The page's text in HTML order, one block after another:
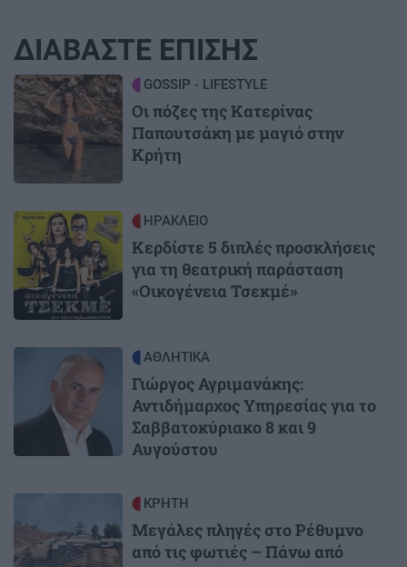
ΔΙΑΒΑΣΤΕ ΕΠΙΣΗΣ
Image GOSSIP - LIFESTYLE
Οι πόζες της Κατερίνας
Παπουτσάκη με μαγιό στην
Κρήτη
Image ΗΡΑΚΛΕΙΟ
Κερδίστε 5 διπλές προσκλήσεις
για τη θεατρική παράσταση
«Οικογένεια Τσεκμέ»
ΑΘΛΗΤΙΚΑ
Γιώργος Αγριμανάκης:
Αντιδήμαρχος Υπηρεσίας για το
Σαββατοκύριακο 8 και 9
Αυγούστου
ΚΡΗΤΗ
Μεγάλες πληγές στο Ρέθυμνο
από τις φωτιές – Πάνω από